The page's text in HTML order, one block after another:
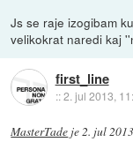
Js se raje izogibam
velikokrat naredi kaj
first_line
::2. jul 2013,
MasterTade je2. jul